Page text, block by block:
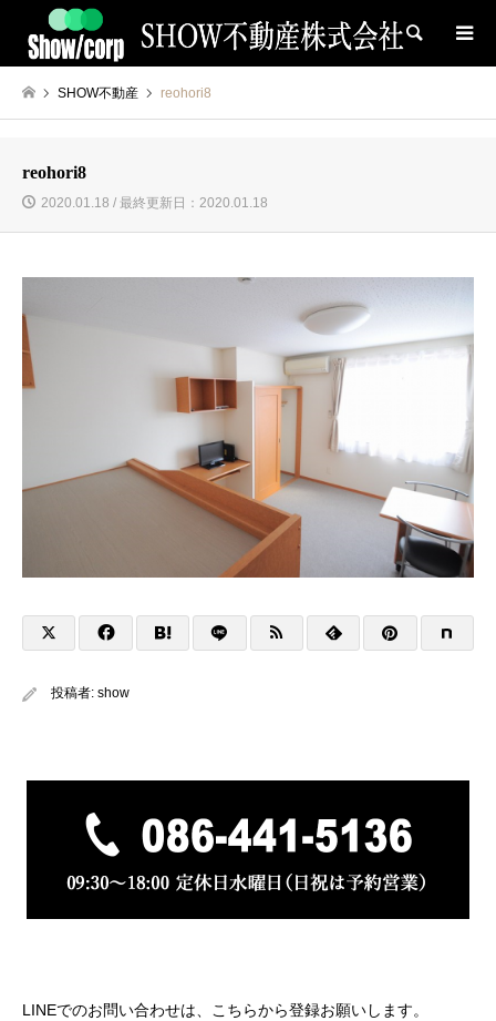
検索
SHOW不動産 reohori8
reohori8
2020.01.18 / 最終更新日：2020.01.18
投稿者: show
LINEでのお問い合わせは、こちらから登録お願いします。